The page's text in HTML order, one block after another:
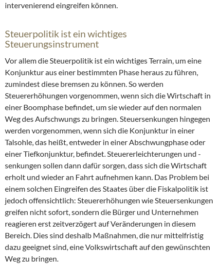
intervenierend eingreifen können.
Steuerpolitik ist ein wichtiges
Steuerungsinstrument
Vor allem die Steuerpolitik ist ein wichtiges Terrain, um eine
Konjunktur aus einer bestimmten Phase heraus zu führen,
zumindest diese bremsen zu können. So werden
Steuererhöhungen vorgenommen, wenn sich die Wirtschaft in
einer Boomphase befindet, um sie wieder auf den normalen
Weg des Aufschwungs zu bringen. Steuersenkungen hingegen
werden vorgenommen, wenn sich die Konjunktur in einer
Talsohle, das heißt, entweder in einer Abschwungphase oder
einer Tiefkonjunktur, befindet. Steuererleichterungen und -
senkungen sollen dann dafür sorgen, dass sich die Wirtschaft
erholt und wieder an Fahrt aufnehmen kann. Das Problem bei
einem solchen Eingreifen des Staates über die Fiskalpolitik ist
jedoch offensichtlich: Steuererhöhungen wie Steuersenkungen
greifen nicht sofort, sondern die Bürger und Unternehmen
reagieren erst zeitverzögert auf Veränderungen in diesem
Bereich. Dies sind deshalb Maßnahmen, die nur mittelfristig
dazu geeignet sind, eine Volkswirtschaft auf den gewünschten
Weg zu bringen.